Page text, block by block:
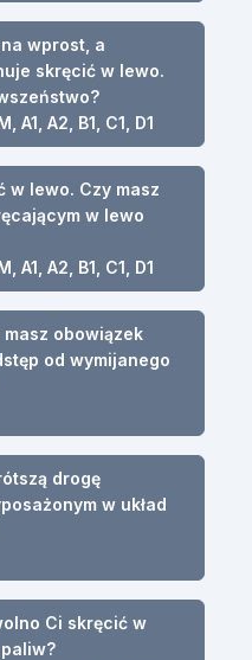
wprost, a
skręcić w lewo.
A1, A2, B1, C1, D1
w lewo. Czy masz
w lewo
A1, A2, B1, C1, D1
obowiązek
od wymijanego
drogę
w układ
Ci skręcić w